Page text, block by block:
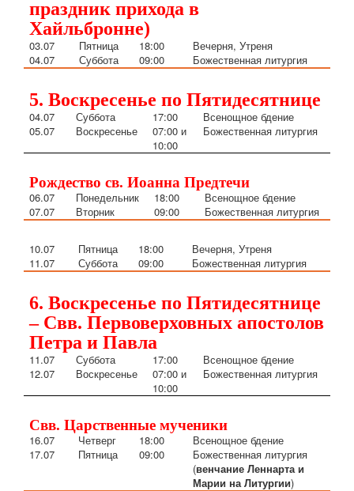
праздник прихода в
Хайльбронне)
03.07 Пятница 18:00
Вечерня, Утреня
04.07 Суббота 09:00 Божественная литургия
5. Воскресенье по Пятидесятнице
04.07 Суббота 17:00
Всенощное бдение
05.07 Воскресенье 07:00 и
10:00
Божественная литургия
Рождество св. Иоанна Предтечи
06.07 Понедельник 18:00
Всенощное бдение
07.07
Вторник 09:00 Божественная литургия
10.07 Пятница 18:00
Вечерня, Утреня
11.07
Суббота 09:00 Божественная литургия
6. Воскресенье по Пятидесятнице
– Свв. Первоверховных апостолов
Петра и Павла
11.07 Суббота 17:00
Всенощное бдение
12.07
Воскресенье 07:00 и
10:00
Божественная литургия
Свв. Царственные мученики
16.07 Четверг 18:00
Всенощное бдение
17.07
Пятница 09:00
Божественная литургия
(венчание Леннарта и
Марии на Литургии)